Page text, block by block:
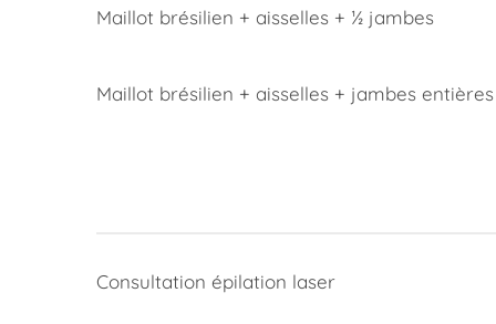
Maillot brésilien + aisselles + ½ jambes
Maillot brésilien + aisselles + jambes entières
Consultation épilation laser